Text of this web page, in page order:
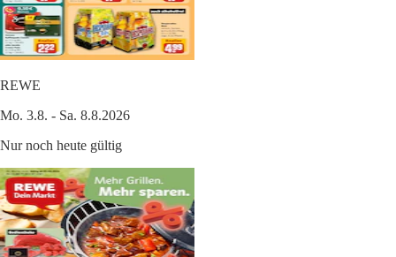
REWE
Mo. 3.8. - Sa. 8.8.2026
Nur noch heute gültig